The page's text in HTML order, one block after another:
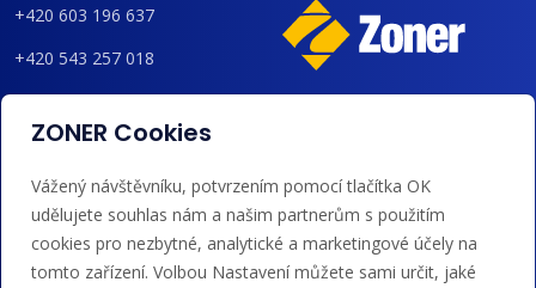
+420 603 196 637
+420 543 257 018
admin@regzone.cz
Akceptujeme platby kartou, Google/Apple Pay,
bankovním převodem a kreditem.
ZONER Cookies
Vážený návštěvníku, potvrzením pomocí tlačítka OK
udělujete souhlas nám a našim partnerům s použitím
cookies pro nezbytné, analytické a marketingové účely na
tomto zařízení. Volbou Nastavení můžete sami určit, jaké